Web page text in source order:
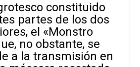
constituido
partes de los dos
el «Monstro
no obstante, se
a la transmisión en